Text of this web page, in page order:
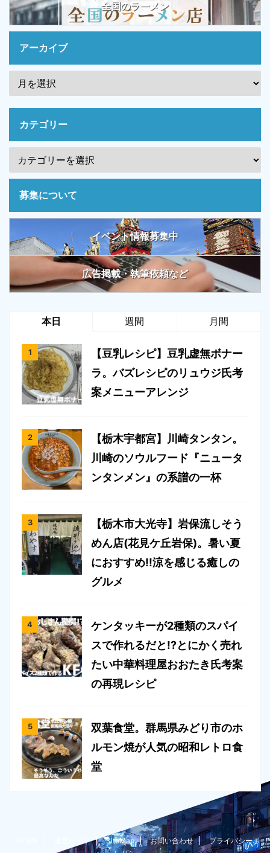
全国のラーメン
アーカイブ
カテゴリー
募集について
イベント情報募集中
広告掲載・執筆依頼など
本日 週間 月間
【豆乳レシピ】豆乳虚無ボナー
ラ。バズレシピのリュウジ氏考
案メニューアレンジ
【栃木宇都宮】川崎タンタン。
川崎のソウルフード『ニュータ
ンタンメン』の系譜の一杯
【栃木市大光寺】岩保流しそう
めん店(花見ケ丘岩保)。暑い夏
におすすめ!!涼を感じる癒しの
グルメ
ケンタッキーが2種類のスパイ
スで作れるだと!?とにかく売れ
たい中華料理屋おおたき氏考案
の再現レシピ
双葉食堂。群馬県みどり市のホ
ルモン焼が人気の昭和レトロ食
堂
運営サイト SiteMap お問い合わせ
プライバシーポ